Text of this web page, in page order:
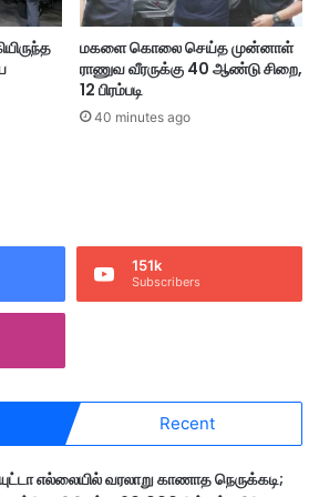
மகளை கொலை செய்த முன்னாள்
ராணுவ வீரருக்கு 40 ஆண்டு சிறை,
12 பிரம்படி
40 minutes ago
151k
Subscribers
Recent
எல்லையில் வரலாறு காணாத நெருக்கடி;